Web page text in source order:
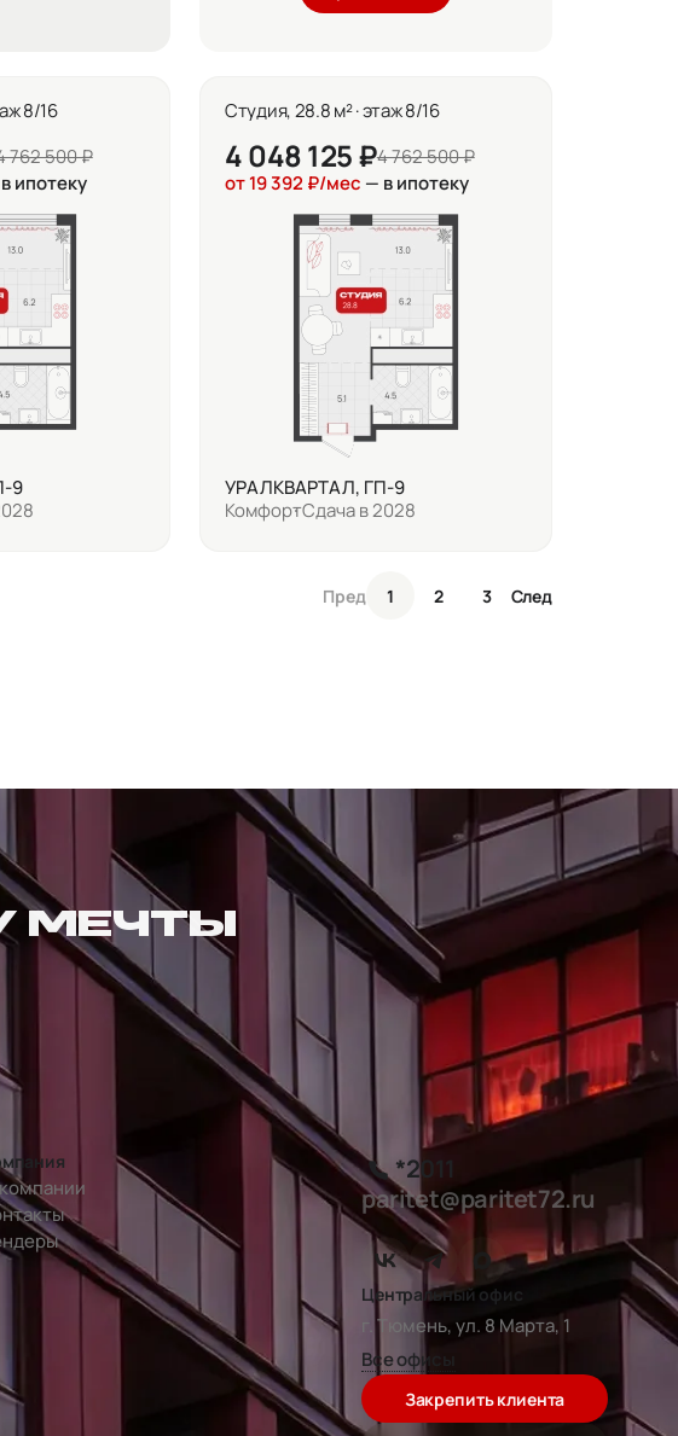
8/16
762 500 ₽
ипотеку
9
Студия, 28.8 м² · этаж 8/16
4 048 125 ₽4 762 500 ₽
от 19 392 ₽/мес — в ипотеку
УРАЛКВАРТАЛ, ГП-9
КомфортСдача в 2028
Пред 1 2 3 След
МЕЧТЫ
*2011
paritet@paritet72.ru
Центральный офис
г. Тюмень, ул. 8 Марта, 1
Все офисы
Закрепить клиента